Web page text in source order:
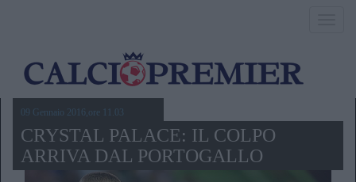
09 Gennaio 2016,ore 11.03
CRYSTAL PALACE: IL COLPO
ARRIVA DAL PORTOGALLO